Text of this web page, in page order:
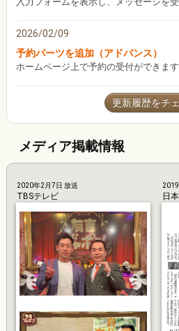
2026/02/09
予約パーツを追加（アドバンス）
ホームページ上で予約の受付ができます
更新履歴をチ
メディア掲載情報
TBSテレビ
2020年2月7日 放送
日